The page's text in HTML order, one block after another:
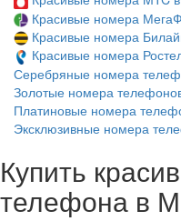
Красивые номера
Красивые номера
Красивые номера
Серебряные номера
Золотые номера
Платиновые номера
Эксклюзивные номера
Купить
телефона в